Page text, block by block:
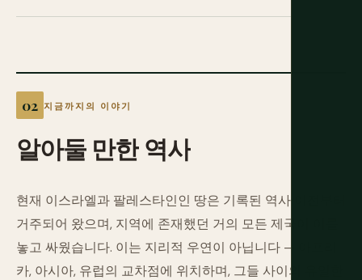
지금까지의 이야기
알아둘 만한 역사
현재 이스라엘과 팔레스타인인 땅은 기록된 역사 이전부터
거주되어 왔으며, 지역에 존재했던 거의 모든 제국이 이를
놓고 싸웠습니다. 이는 지리적 우연이 아닙니다 — 아프리
카, 아시아, 유럽의 교차점에 위치하며, 그들 사이의 유일한